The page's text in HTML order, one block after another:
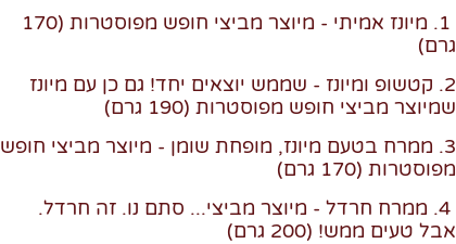
1. מיונז אמיתי - מיוצר מביצי חופש מפוסטרות (170
גרם)
2. קטשופ ומיונז - שממש יוצאים יחד! גם כן עם מיונז
שמיוצר מביצי חופש מפוסטרות (190 גרם)
3. ממרח בטעם מיונז, מופחת שומן - מיוצר מביצי חופש
מפוסטרות (170 גרם)
4. ממרח חרדל - מיוצר מביצי... סתם נו. זה חרדל.
אבל טעים ממש! (200 גרם)